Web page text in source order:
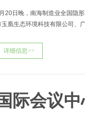
20日晚，南海制造业全国隐
玉凰生态环境科技有限公司、
详细信息>>
际会议